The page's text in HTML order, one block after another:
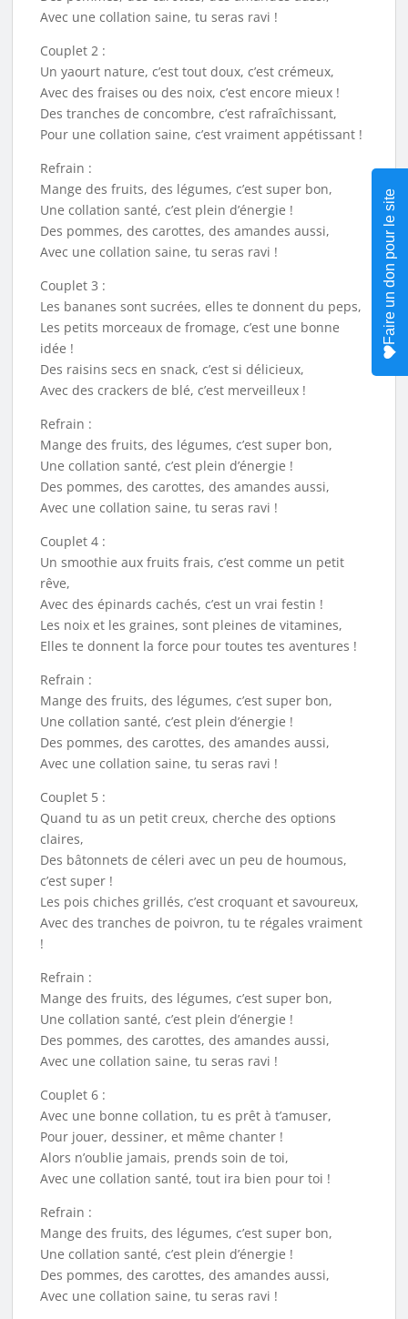
Avec une collation saine, tu seras ravi !
Couplet 2 :
Un yaourt nature, c’est tout doux, c’est crémeux,
Avec des fraises ou des noix, c’est encore mieux !
Des tranches de concombre, c’est rafraîchissant,
Pour une collation saine, c’est vraiment appétissant !
Refrain :
Mange des fruits, des légumes, c’est super bon,
Une collation santé, c’est plein d’énergie !
Des pommes, des carottes, des amandes aussi,
Avec une collation saine, tu seras ravi !
Couplet 3 :
Les bananes sont sucrées, elles te donnent du peps,
Les petits morceaux de fromage, c’est une bonne
idée !
Des raisins secs en snack, c’est si délicieux,
Avec des crackers de blé, c’est merveilleux !
Refrain :
Mange des fruits, des légumes, c’est super bon,
Une collation santé, c’est plein d’énergie !
Des pommes, des carottes, des amandes aussi,
Avec une collation saine, tu seras ravi !
Couplet 4 :
Un smoothie aux fruits frais, c’est comme un petit
rêve,
Avec des épinards cachés, c’est un vrai festin !
Les noix et les graines, sont pleines de vitamines,
Elles te donnent la force pour toutes tes aventures !
Refrain :
Mange des fruits, des légumes, c’est super bon,
Une collation santé, c’est plein d’énergie !
Des pommes, des carottes, des amandes aussi,
Avec une collation saine, tu seras ravi !
Couplet 5 :
Quand tu as un petit creux, cherche des options
claires,
Des bâtonnets de céleri avec un peu de houmous,
c’est super !
Les pois chiches grillés, c’est croquant et savoureux,
Avec des tranches de poivron, tu te régales vraiment
!
Refrain :
Mange des fruits, des légumes, c’est super bon,
Une collation santé, c’est plein d’énergie !
Des pommes, des carottes, des amandes aussi,
Avec une collation saine, tu seras ravi !
Couplet 6 :
Avec une bonne collation, tu es prêt à t’amuser,
Pour jouer, dessiner, et même chanter !
Alors n’oublie jamais, prends soin de toi,
Avec une collation santé, tout ira bien pour toi !
Refrain :
Mange des fruits, des légumes, c’est super bon,
Une collation santé, c’est plein d’énergie !
Des pommes, des carottes, des amandes aussi,
Avec une collation saine, tu seras ravi !
Faire un don pour le site